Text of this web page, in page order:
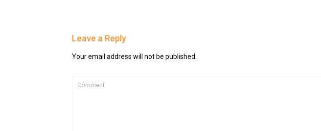
Leave a Reply
Your email address will not be published.